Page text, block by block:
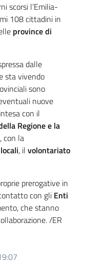
scorsi l’Emilia-
108 cittadini in
province di
dalle
sta vivendo
sono
nuove
con il
Regione e la
, con la
, il volontariato
prerogative in
con gli Enti
che stanno
/ER